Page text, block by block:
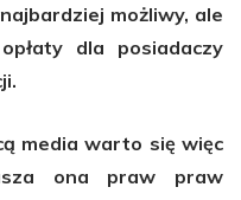
możliwy, ale
dla posiadaczy
media warto się więc
ona praw praw